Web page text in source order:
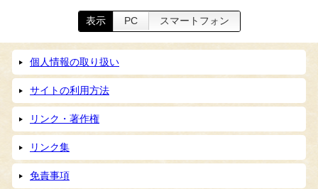
表示 PC スマートフォン
個人情報の取り扱い
サイトの利用方法
リンク・著作権
リンク集
免責事項